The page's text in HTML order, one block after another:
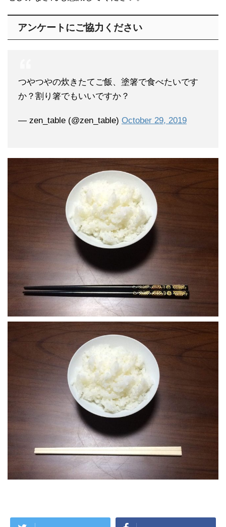
アンケートにご協力ください
つやつやの炊きたてご飯、塗箸で食べたいです
か？割り箸でもいいですか？
— zen_table (@zen_table) October 29, 2019